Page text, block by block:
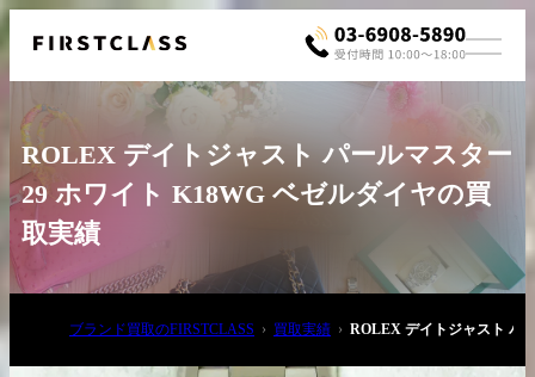
03-6908-5890
ROLEX デイトジャスト パールマスター
29 ホワイト K18WG ベゼルダイヤの買
取実績
ブランド買取のFIRSTCLASS 買取実績 ROLEX デイトジャスト パ